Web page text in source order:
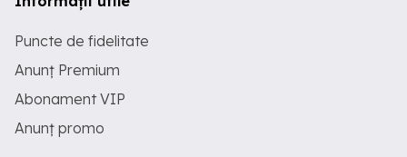
Puncte de fidelitate
Anunț Premium
Abonament VIP
Anunț promo